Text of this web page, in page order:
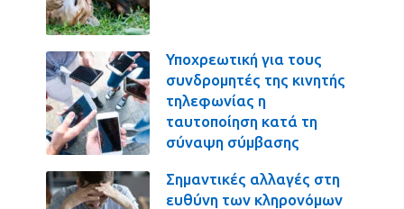
Υποχρεωτική για τους
συνδρομητές της κινητής
τηλεφωνίας η
ταυτοποίηση κατά τη
σύναψη σύμβασης
Σημαντικές αλλαγές στη
ευθύνη των κληρονόμων